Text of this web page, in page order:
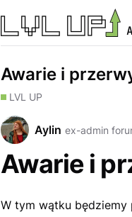
Awarie i
LVL UP
Aylin ex-admin
Awarie i
W tym wątku